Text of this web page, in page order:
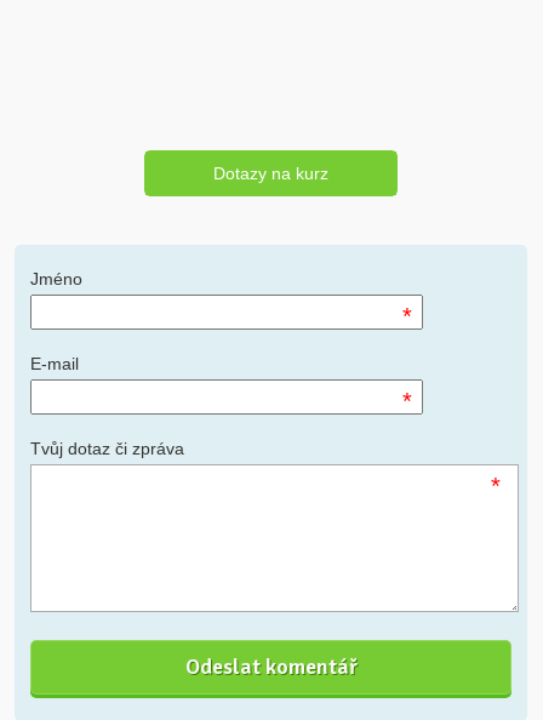
Dotazy na kurz
Jméno
*
E-mail
*
Tvůj dotaz či zpráva
*